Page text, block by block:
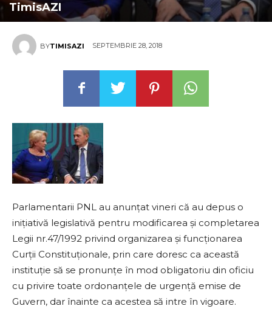
TimisAZI
BYTIMISAZI SEPTEMBRIE 28, 2018
Parlamentarii PNL au anunţat vineri că au depus o
iniţiativă legislativă pentru modificarea şi completarea
Legii nr.47/1992 privind organizarea şi funcţionarea
Curţii Constituţionale, prin care doresc ca această
instituţie să se pronunţe în mod obligatoriu din oficiu
cu privire toate ordonanţele de urgenţă emise de
Guvern, dar înainte ca acestea să intre în vigoare.